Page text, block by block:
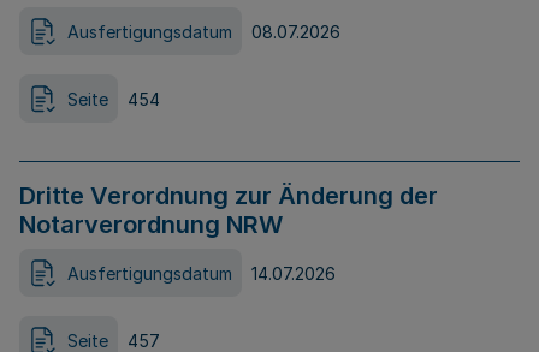
Ausfertigungsdatum 08.07.2026
Seite 454
Dritte Verordnung zur Änderung der
Notarverordnung NRW
Ausfertigungsdatum 14.07.2026
Seite 457